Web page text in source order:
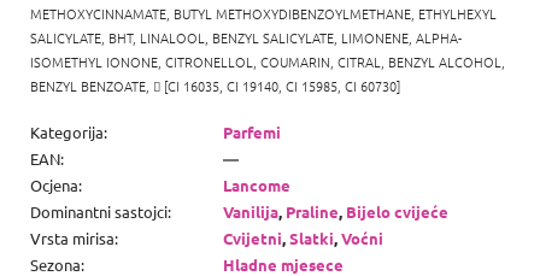
METHOXYCINNAMATE, BUTYL METHOXYDIBENZOYLMETHANE, ETHYLHEXYL
SALICYLATE, BHT, LINALOOL, BENZYL SALICYLATE, LIMONENE, ALPHA-
ISOMETHYL IONONE, CITRONELLOL, COUMARIN, CITRAL, BENZYL ALCOHOL,
BENZYL BENZOATE,  [CI 16035, CI 19140, CI 15985, CI 60730]
Kategorija:
Parfemi
EAN:
—
Ocjena:
Lancome
Dominantni sastojci: Vanilija, Praline, Bijelo cvijeće
Vrsta mirisa: Cvijetni,Slatki,Voćni
Sezona:
Hladne mjesece